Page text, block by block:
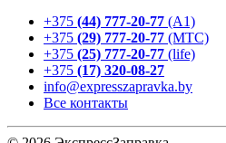
+375 (44) 777-20-77 (А1)
+375 (29) 777-20-77 (МТС)
+375 (25) 777-20-77 (life)
+375 (17) 320-08-27
info@expresszapravka.by
Все контакты